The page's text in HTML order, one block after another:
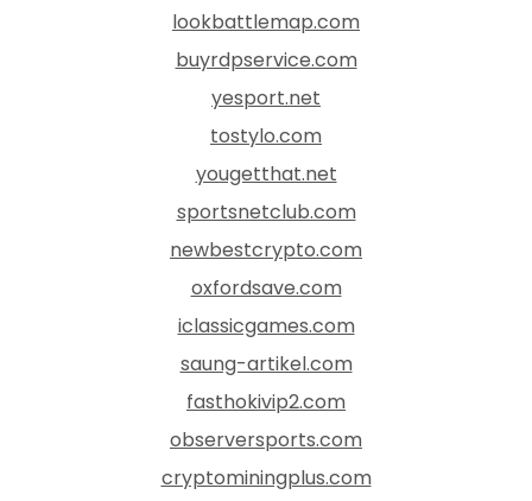
lookbattlemap.com
buyrdpservice.com
yesport.net
tostylo.com
yougetthat.net
sportsnetclub.com
newbestcrypto.com
oxfordsave.com
iclassicgames.com
saung-artikel.com
fasthokivip2.com
observersports.com
cryptominingplus.com